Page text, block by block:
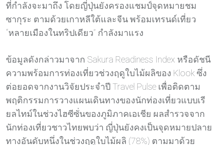
ที่กำลังจะมาถึง โดยญี่ปุ่นยังครองแชมป์จุดหมายชม
ซากุระ ตามด้วยเกาหลีใต้และจีน พร้อมเทรนด์เที่ยว
“หลายเมืองในทริปเดียว” กำลังมาแรง
ข้อมูลดังกล่าวมาจาก Sakura Readiness Index หรือดัชนี
ความพร้อมการท่องเที่ยวช่วงฤดูใบไม้ผลิของ Klook ซึ่ง
ต่อยอดจากงานวิจัยประจำปี Travel Pulse เพื่อติดตาม
พฤติกรรมการวางแผนเดินทางของนักท่องเที่ยวแบบเรี
ยลไทม์ในช่วงไฮซีซั่นของภูมิภาคเอเชีย ผลสำรวจจาก
นักท่องเที่ยวชาวไทยพบว่า ญี่ปุ่นยังคงเป็นจุดหมายปลาย
ทางอันดับหนึ่งในช่วงฤดูใบไม้ผลิ (78%) ตามมาด้วย